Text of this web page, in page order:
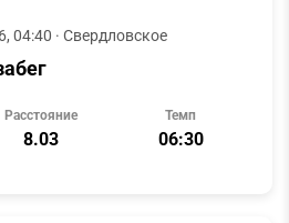
04:40 · Свердловское
Расстояние
8.03
Темп
06:30